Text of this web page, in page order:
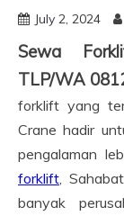
July 2, 2024
Sewa
TLP/WA
forklift yang
Crane hadir
pengalaman
forklift ,
banyak